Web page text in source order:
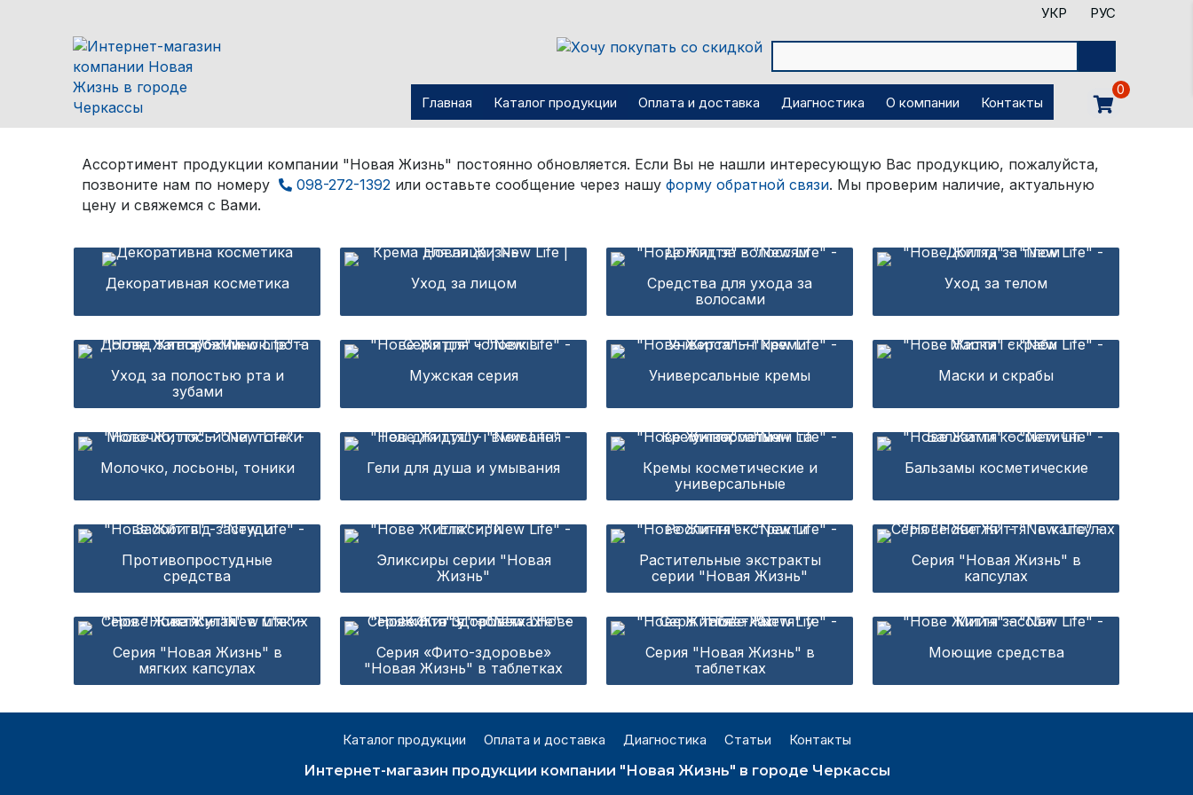
УКР РУС
Главная Каталог продукции Оплата и доставка Диагностика О компании Контакты
0
Ассортимент продукции компании "Новая Жизнь" постоянно обновляется. Если Вы не нашли интересующую Вас продукцию, пожалуйста,
позвоните нам по номеру
098-272-1392 или оставьте сообщение через нашу форму обратной связи. Мы проверим наличие, актуальную
цену и свяжемся с Вами.
Декоративная косметика Уход за лицом
Средства для ухода за
волосами
Уход за телом
Уход за полостью рта и
зубами
Мужская серия Универсальные кремы Маски и скрабы
Молочко, лосьоны, тоники Гели для душа и умывания
Кремы косметические и
универсальные
Бальзамы косметические
Противопростудные
средства
Эликсиры серии "Новая
Жизнь"
Растительные экстракты
серии "Новая Жизнь"
Серия "Новая Жизнь" в
капсулах
Серия "Новая Жизнь" в
мягких капсулах
Серия «Фито-здоровье»
"Новая Жизнь" в таблетках
Серия "Новая Жизнь" в
таблетках
Моющие средства
Каталог продукции Оплата и доставка Диагностика Статьи
Контакты
Интернет-магазин продукции компании "Новая Жизнь" в городе Черкассы